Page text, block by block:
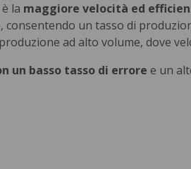
la maggiore velocità ed
un tasso di
ad alto volume, dove
un basso tasso di errore e un